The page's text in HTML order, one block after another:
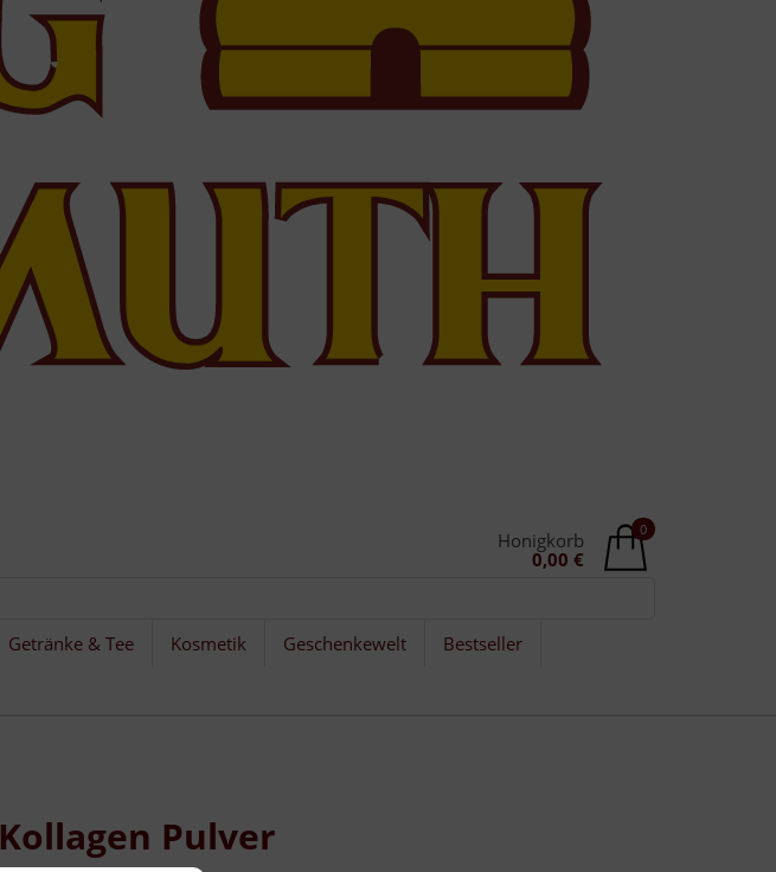
0
Honigkorb
0,00 €
Getränke & Tee Kosmetik Geschenkewelt
Bestseller
Kollagen Pulver